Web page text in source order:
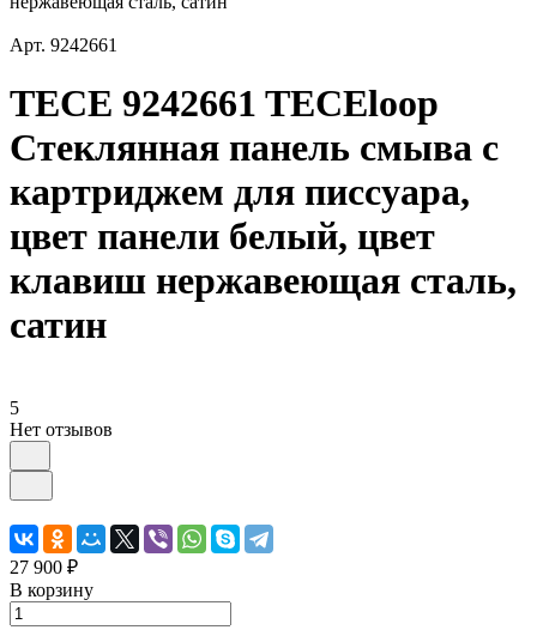
Арт. 9242661
TECE 9242661 TECEloop
Стеклянная панель смыва с
картриджем для писсуара,
цвет панели белый, цвет
клавиш нержавеющая сталь,
сатин
5
Нет отзывов
27 900 ₽
В корзину